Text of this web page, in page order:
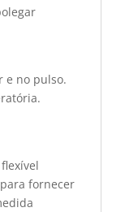
e no pulso.
fornecer